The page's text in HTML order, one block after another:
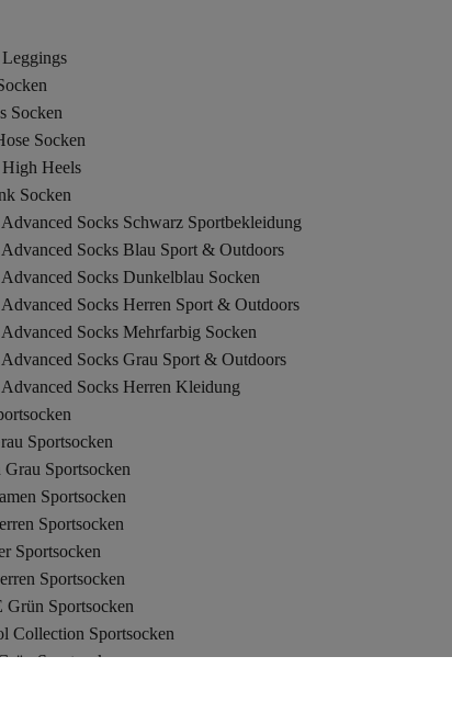
Socken
Socken
Heels
Socken
Socks Schwarz Sportbekleidung
Socks Blau Sport & Outdoors
Socks Dunkelblau Socken
Socks Herren Sport & Outdoors
Socks Mehrfarbig Socken
Socks Grau Sport & Outdoors
Socks Herren Kleidung
Sportsocken
Grau Sportsocken
Sportsocken
Sportsocken
Sportsocken
Sportsocken
Sportsocken
Collection Sportsocken
Sportsocken